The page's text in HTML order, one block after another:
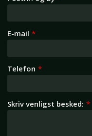
E-mail *
Telefon *
Skriv venligst besked: *